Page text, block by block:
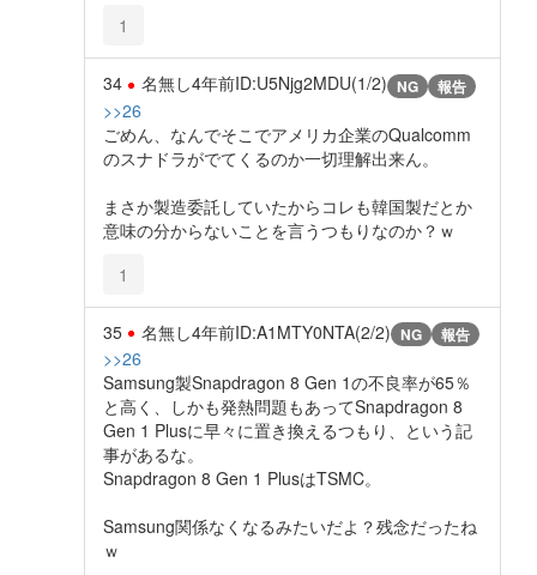
1
34 名無し4年前ID:U5Njg2MDU(1/2) NG 報告
>>26
ごめん、なんでそこでアメリカ企業のQualcomm
のスナドラがでてくるのか一切理解出来ん。
まさか製造委託していたからコレも韓国製だとか
意味の分からないことを言うつもりなのか？ｗ
1
35 名無し4年前ID:A1MTY0NTA(2/2) NG 報告
>>26
Samsung製Snapdragon 8 Gen 1の不良率が65％
と高く、しかも発熱問題もあってSnapdragon 8
Gen 1 Plusに早々に置き換えるつもり、という記
事があるな。
Snapdragon 8 Gen 1 PlusはTSMC。
Samsung関係なくなるみたいだよ？残念だったね
ｗ